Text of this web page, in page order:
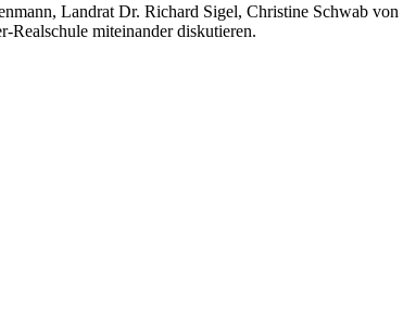
Landrat Dr. Richard Sigel, Christine Schwab
miteinander diskutieren.